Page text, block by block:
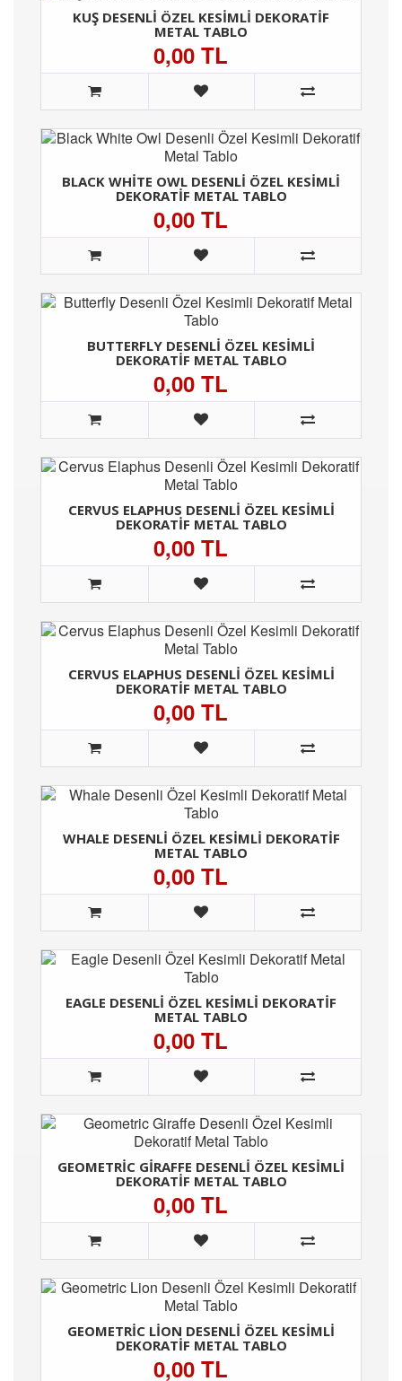
KUŞ DESENLI ÖZEL KESIMLI DEKORATIF
METAL TABLO
0,00 TL
BLACK WHITE OWL DESENLI ÖZEL KESIMLI
DEKORATIF METAL TABLO
0,00 TL
BUTTERFLY DESENLI ÖZEL KESIMLI
DEKORATIF METAL TABLO
0,00 TL
CERVUS ELAPHUS DESENLI ÖZEL KESIMLI
DEKORATIF METAL TABLO
0,00 TL
CERVUS ELAPHUS DESENLI ÖZEL KESIMLI
DEKORATIF METAL TABLO
0,00 TL
WHALE DESENLI ÖZEL KESIMLI DEKORATIF
METAL TABLO
0,00 TL
EAGLE DESENLI ÖZEL KESIMLI DEKORATIF
METAL TABLO
0,00 TL
GEOMETRIC GIRAFFE DESENLI ÖZEL KESIMLI
DEKORATIF METAL TABLO
0,00 TL
GEOMETRIC LION DESENLI ÖZEL KESIMLI
DEKORATIF METAL TABLO
0,00 TL